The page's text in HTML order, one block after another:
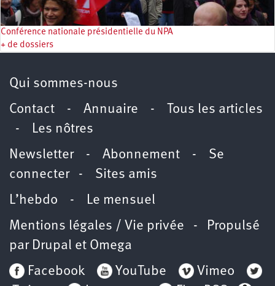
Conférence nationale présidentielle du NPA
+ de dossiers
Qui sommes-nous
Contact - Annuaire -
Tous les articles
- Les nôtres
Newsletter- Abonnement - Se
connecter- Sites amis
L’hebdo - Le mensuel
Mentions légales / Vie privée - Propulsé
par Drupal et Omega
Facebook
YouTube
Vimeo